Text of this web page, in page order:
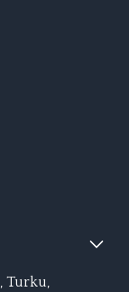
,Turku,